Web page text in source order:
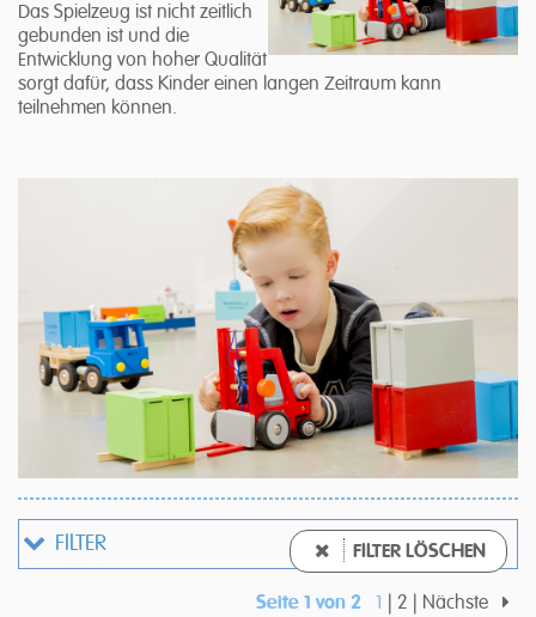
Das Spielzeug ist nicht zeitlich
gebunden ist und die
Entwicklung von hoher Qualität
sorgt dafür, dass Kinder einen langen Zeitraum kann
teilnehmen können.
FILTER FILTER LÖSCHEN
Seite 1 von 2 1 2 Nächste